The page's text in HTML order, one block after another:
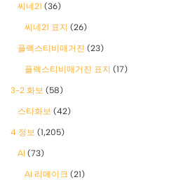
씨네21 (36)
씨네21 표지 (26)
플렉스티비매거진 (23)
플렉스티비매거진 표지 (17)
3-2 화보 (58)
스타화보 (42)
4 정보 (1,205)
AI (73)
AI 리메이크 (21)